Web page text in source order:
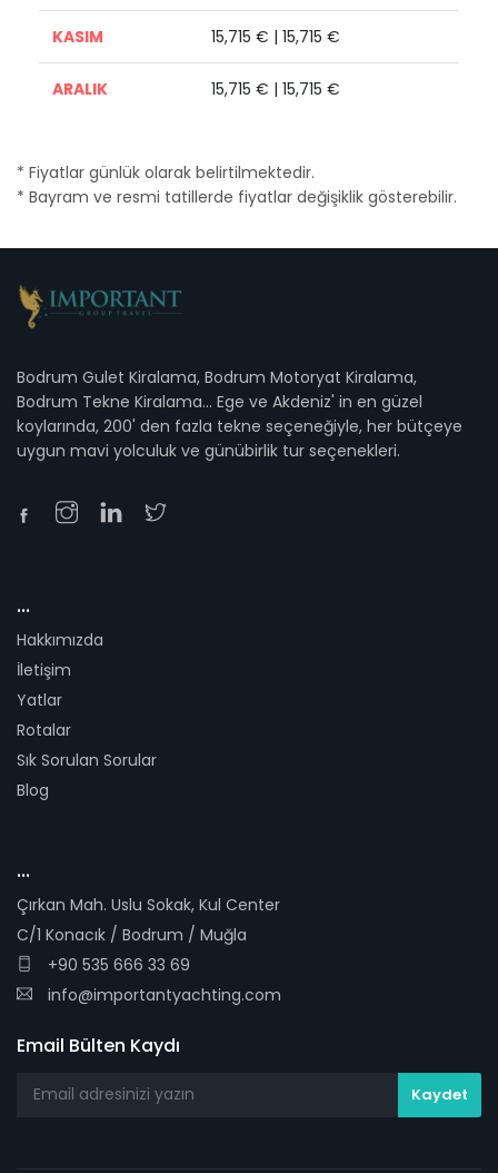
KASIM 15,715 € | 15,715 €
ARALIK 15,715 € | 15,715 €
* Fiyatlar günlük olarak belirtilmektedir.
* Bayram ve resmi tatillerde fiyatlar değişiklik gösterebilir.
Bodrum Gulet Kiralama, Bodrum Motoryat Kiralama,
Bodrum Tekne Kiralama... Ege ve Akdeniz' in en güzel
koylarında, 200' den fazla tekne seçeneğiyle, her bütçeye
uygun mavi yolculuk ve günübirlik tur seçenekleri.
...
Hakkımızda
İletişim
Yatlar
Rotalar
Sık Sorulan Sorular
Blog
...
Çırkan Mah. Uslu Sokak, Kul Center
C/1 Konacık / Bodrum / Muğla
+90 535 666 33 69
info@importantyachting.com
Email Bülten Kaydı